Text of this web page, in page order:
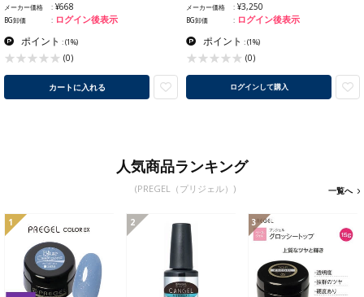
メーカー価格 ¥668
BG卸価 ログイン後表示
ポイント :(1%)
(0)
カートに入れる
メーカー価格 ¥3,250
BG卸価 ログイン後表示
ポイント :(1%)
(0)
ログインして購入
人気商品ランキング
(PREGEL（プリジェル）) 一覧へ
1 2 3